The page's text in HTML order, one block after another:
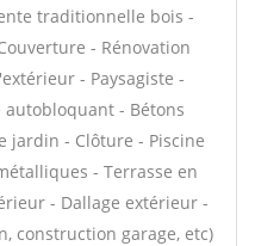
traditionnelle bois -
- Rénovation
- Paysagiste -
autobloquant - Bétons
jardin - Clôture - Piscine
- Terrasse en
- Dallage extérieur -
construction garage, etc)